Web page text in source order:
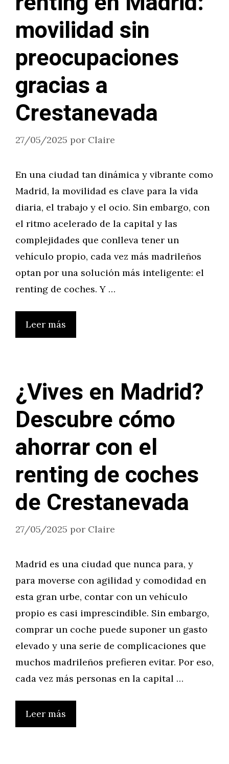
movilidad sin
preocupaciones
gracias a
Crestanevada
27/05/2025 por Claire
En una ciudad tan dinámica y vibrante como
Madrid, la movilidad es clave para la vida
diaria, el trabajo y el ocio. Sin embargo, con
el ritmo acelerado de la capital y las
complejidades que conlleva tener un
vehículo propio, cada vez más madrileños
optan por una solución más inteligente: el
renting de coches. Y …
Leer más
¿Vives en Madrid?
Descubre cómo
ahorrar con el
renting de coches
de Crestanevada
27/05/2025 por Claire
Madrid es una ciudad que nunca para, y
para moverse con agilidad y comodidad en
esta gran urbe, contar con un vehículo
propio es casi imprescindible. Sin embargo,
comprar un coche puede suponer un gasto
elevado y una serie de complicaciones que
muchos madrileños prefieren evitar. Por eso,
cada vez más personas en la capital …
Leer más